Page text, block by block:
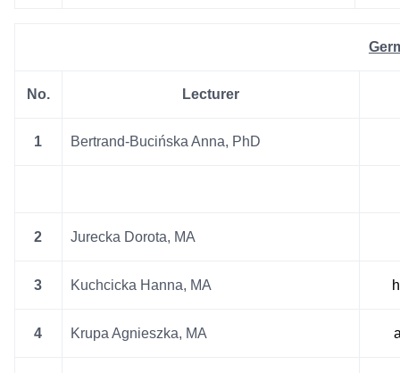
No. Lecturer
1 Bertrand-Bucińska Anna, PhD
2 Jurecka Dorota, MA
3 Kuchcicka Hanna, MA
4 Krupa Agnieszka, MA